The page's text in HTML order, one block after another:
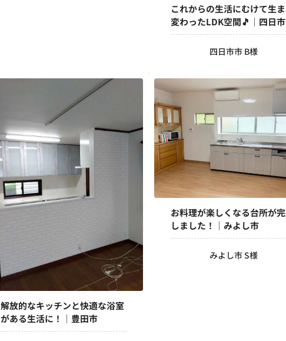
これからの生活にむけて生
変わったLDK空間🎵｜四日
四日市市 B様
解放的なキッチンと快適な浴室
がある生活に！｜豊田市
お料理が楽しくなる台所が
しました！｜みよし市
みよし市 S様